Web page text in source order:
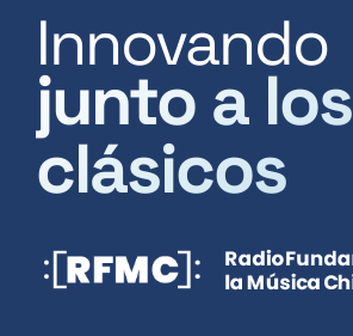
Innovando
junto a los
clásicos